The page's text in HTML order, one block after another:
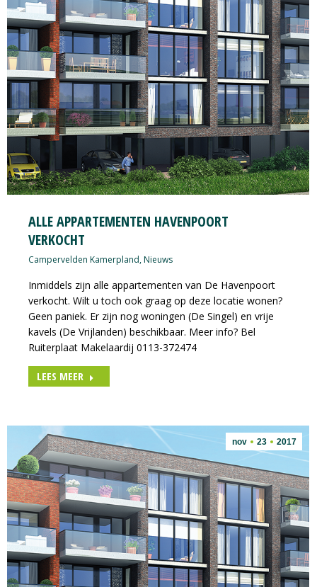
ALLE APPARTEMENTEN HAVENPOORT
VERKOCHT
Campervelden Kamerpland, Nieuws
Inmiddels zijn alle appartementen van De Havenpoort
verkocht. Wilt u toch ook graag op deze locatie wonen?
Geen paniek. Er zijn nog woningen (De Singel) en vrije
kavels (De Vrijlanden) beschikbaar. Meer info? Bel
Ruiterplaat Makelaardij 0113-372474
LEES MEER
nov 23 2017